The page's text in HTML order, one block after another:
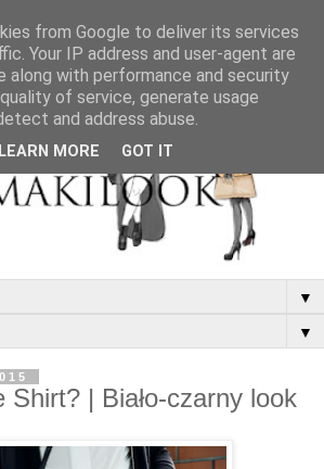
▼
▼
Shirt? | Biało-czarny look
from Google to deliver its services
Your IP address and user-agent are
along with performance and security
of service, generate usage
and address abuse.
LEARN MORE GOT IT